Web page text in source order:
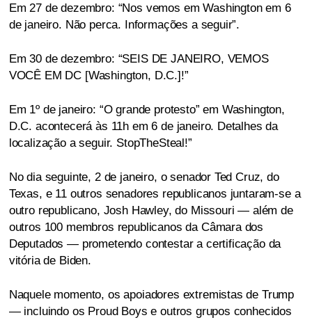
Em 27 de dezembro: “Nos vemos em Washington em 6
de janeiro. Não perca. Informações a seguir”.
Em 30 de dezembro: “SEIS DE JANEIRO, VEMOS
VOCÊ EM DC [Washington, D.C.]!”
Em 1º de janeiro: “O grande protesto” em Washington,
D.C. acontecerá às 11h em 6 de janeiro. Detalhes da
localização a seguir. StopTheSteal!”
No dia seguinte, 2 de janeiro, o senador Ted Cruz, do
Texas, e 11 outros senadores republicanos juntaram-se a
outro republicano, Josh Hawley, do Missouri — além de
outros 100 membros republicanos da Câmara dos
Deputados — prometendo contestar a certificação da
vitória de Biden.
Naquele momento, os apoiadores extremistas de Trump
— incluindo os Proud Boys e outros grupos conhecidos